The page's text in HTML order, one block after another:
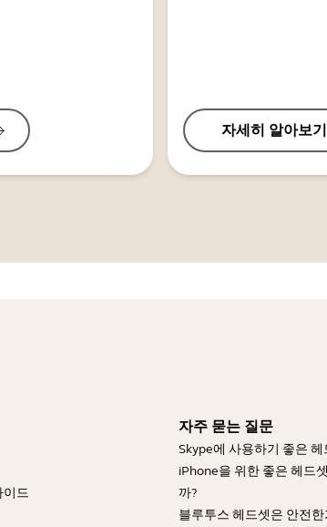
자세히 알아보기
이드
자주 묻는 질문
Skype에 사용하기 좋은
iPhone을 위한 좋은 헤드
까?
블루투스 헤드셋은 안전한